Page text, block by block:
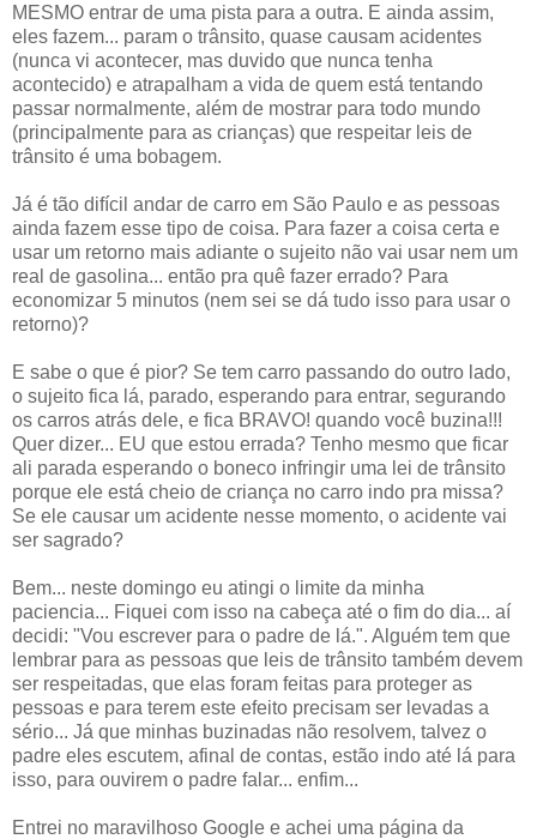
MESMO entrar de uma pista para a outra. E ainda assim,
eles fazem... param o trânsito, quase causam acidentes
(nunca vi acontecer, mas duvido que nunca tenha
acontecido) e atrapalham a vida de quem está tentando
passar normalmente, além de mostrar para todo mundo
(principalmente para as crianças) que respeitar leis de
trânsito é uma bobagem.
Já é tão difícil andar de carro em São Paulo e as pessoas
ainda fazem esse tipo de coisa. Para fazer a coisa certa e
usar um retorno mais adiante o sujeito não vai usar nem um
real de gasolina... então pra quê fazer errado? Para
economizar 5 minutos (nem sei se dá tudo isso para usar o
retorno)?
E sabe o que é pior? Se tem carro passando do outro lado,
o sujeito fica lá, parado, esperando para entrar, segurando
os carros atrás dele, e fica BRAVO! quando você buzina!!!
Quer dizer... EU que estou errada? Tenho mesmo que ficar
ali parada esperando o boneco infringir uma lei de trânsito
porque ele está cheio de criança no carro indo pra missa?
Se ele causar um acidente nesse momento, o acidente vai
ser sagrado?
Bem... neste domingo eu atingi o limite da minha
paciencia... Fiquei com isso na cabeça até o fim do dia... aí
decidi: "Vou escrever para o padre de lá.". Alguém tem que
lembrar para as pessoas que leis de trânsito também devem
ser respeitadas, que elas foram feitas para proteger as
pessoas e para terem este efeito precisam ser levadas a
sério... Já que minhas buzinadas não resolvem, talvez o
padre eles escutem, afinal de contas, estão indo até lá para
isso, para ouvirem o padre falar... enfim...
Entrei no maravilhoso Google e achei uma página da